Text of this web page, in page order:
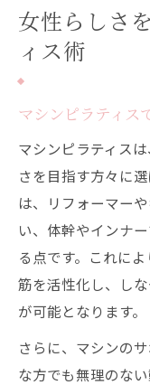
港区女
は
に実現
港区で始める
マシンピ
タート
パーソナ
つける方
体幹強化
ラティス
港区女性
果
女性らしさ
ィス術
マシンピラティス
マシンピラティス
さを目指す方々に
は、リフォーマー
い、体幹やインナ
る点です。これに
筋を活性化し、し
が可能となります。
さらに、マシンの
な方でも無理のな